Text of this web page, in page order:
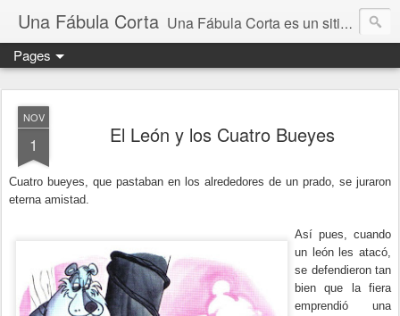
Una Fábula Corta Una Fábula Corta es un sitio donde se publican fábulas de Esopo, Martincho, Samaniego y de Iriarte, todas ellas tienen su propia moraleja
Pages
NOV
1 El León y los Cuatro Bueyes
Cuatro bueyes, que pastaban en los alrededores de un prado, se juraron
eterna amistad.
Así pues, cuando
un león les atacó,
se defendieron tan
bien que la fiera
emprendió una